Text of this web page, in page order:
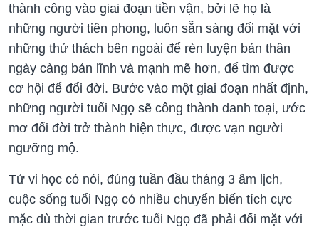
thành công vào giai đoạn tiền vận, bởi lẽ họ là
những người tiên phong, luôn sẵn sàng đối mặt với
những thử thách bên ngoài để rèn luyện bản thân
ngày càng bản lĩnh và mạnh mẽ hơn, để tìm được
cơ hội để đổi đời. Bước vào một giai đoạn nhất định,
những người tuổi Ngọ sẽ công thành danh toại, ước
mơ đổi đời trở thành hiện thực, được vạn người
ngưỡng mộ.
Tử vi học có nói, đúng tuần đầu tháng 3 âm lịch,
cuộc sống tuổi Ngọ có nhiều chuyển biến tích cực
mặc dù thời gian trước tuổi Ngọ đã phải đối mặt với